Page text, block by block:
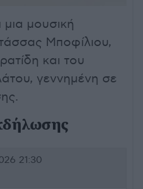
μουσική
Μποφίλιου,
και του
γεννημένη σε
21:30